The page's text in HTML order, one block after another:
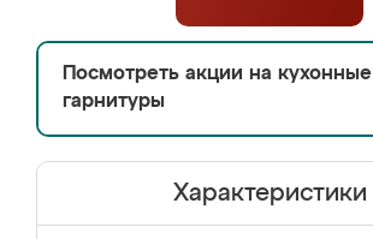
Посмотреть акции на кухонные
гарнитуры
Характеристики